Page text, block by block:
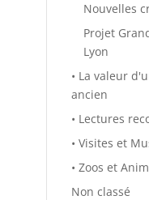
Nouvelles
Projet
Lyon
• La valeur
ancien
• Lectures
• Visites et
• Zoos et
Non classé